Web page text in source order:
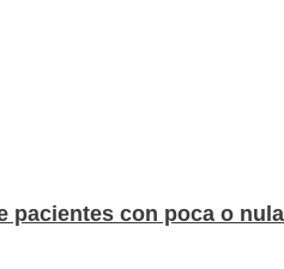
pacientes con poca o